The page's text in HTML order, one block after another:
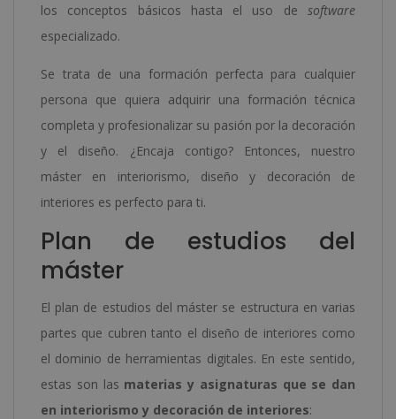
los conceptos básicos hasta el uso de software
especializado.
Se trata de una formación perfecta para cualquier
persona que quiera adquirir una formación técnica
completa y profesionalizar su pasión por la decoración
y el diseño. ¿Encaja contigo? Entonces, nuestro
máster en interiorismo, diseño y decoración de
interiores es perfecto para ti.
Plan de estudios del
máster
El plan de estudios del máster se estructura en varias
partes que cubren tanto el diseño de interiores como
el dominio de herramientas digitales. En este sentido,
estas son las materias y asignaturas que se dan
en interiorismo y decoración de interiores: